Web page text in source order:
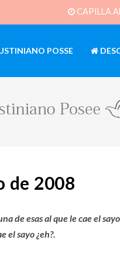
CAPILLA
POSSE
de 2008
de esas al que le cae el
el sayo ¿eh?.